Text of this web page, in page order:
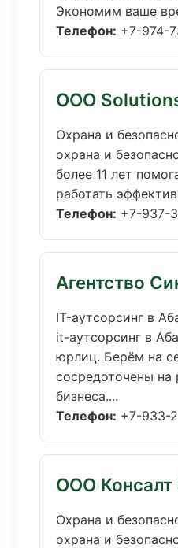
Экономим ваше
Телефон: +7-974-
ООО
Охрана и
охрана и
более 11 лет
работать
Телефон: +7-937-
Агентство
IT-аутсорсинг в
it-аутсорсинг в
юрлиц. Берём на
сосредоточены на
бизнеса....
Телефон: +7-933-
ООО Консалт
Охрана и
охрана и